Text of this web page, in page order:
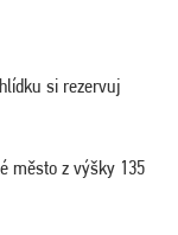
si rezervuj
město z výšky 135